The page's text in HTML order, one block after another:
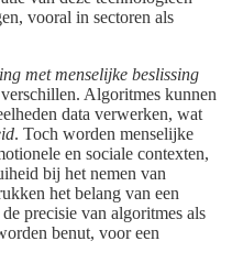
vooral in sectoren als
met menselijke beslissing
Algoritmes kunnen
data verwerken, wat
. Toch worden menselijke
en sociale contexten,
bij het nemen van
het belang van een
precisie van algoritmes als
benut, voor een